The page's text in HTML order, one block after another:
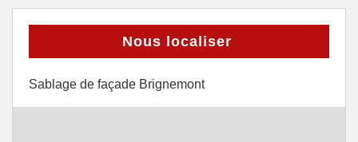
Nous localiser
Sablage de façade Brignemont